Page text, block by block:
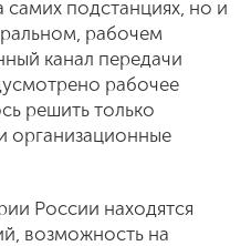
подстанциях, но и
рабочем
канал передачи
рабочее
решить только
организационные
России находятся
возможность на